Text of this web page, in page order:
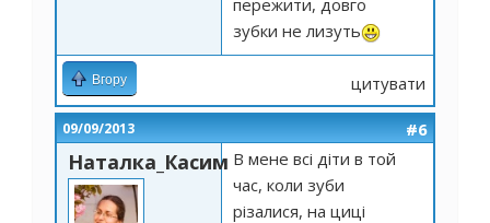
пережити, довго
зубки не лизуть
Вгору цитувати
09/09/2013 #6
Наталка_Касим В мене всі діти в той
час, коли зуби
різалися, на циці